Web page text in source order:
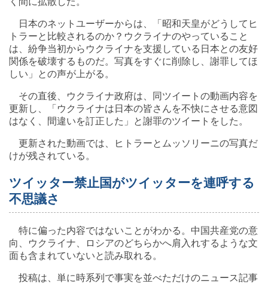
日本のネットユーザーからは、「昭和天皇がどうしてヒ
トラーと比較されるのか？ウクライナのやっていること
は、紛争当初からウクライナを支援している日本との友好
関係を破壊するものだ。写真をすぐに削除し、謝罪してほ
しい」との声が上がる。
その直後、ウクライナ政府は、同ツイートの動画内容を
更新し、「ウクライナは日本の皆さんを不快にさせる意図
はなく、間違いを訂正した」と謝罪のツイートをした。
更新された動画では、ヒトラーとムッソリーニの写真だ
けが残されている。
ツイッター禁止国がツイッターを連呼する
不思議さ
特に偏った内容ではないことがわかる。中国共産党の意
向、ウクライナ、ロシアのどちらかへ肩入れするような文
面も含まれていないと読み取れる。
投稿は、単に時系列で事実を並べただけのニュース記事